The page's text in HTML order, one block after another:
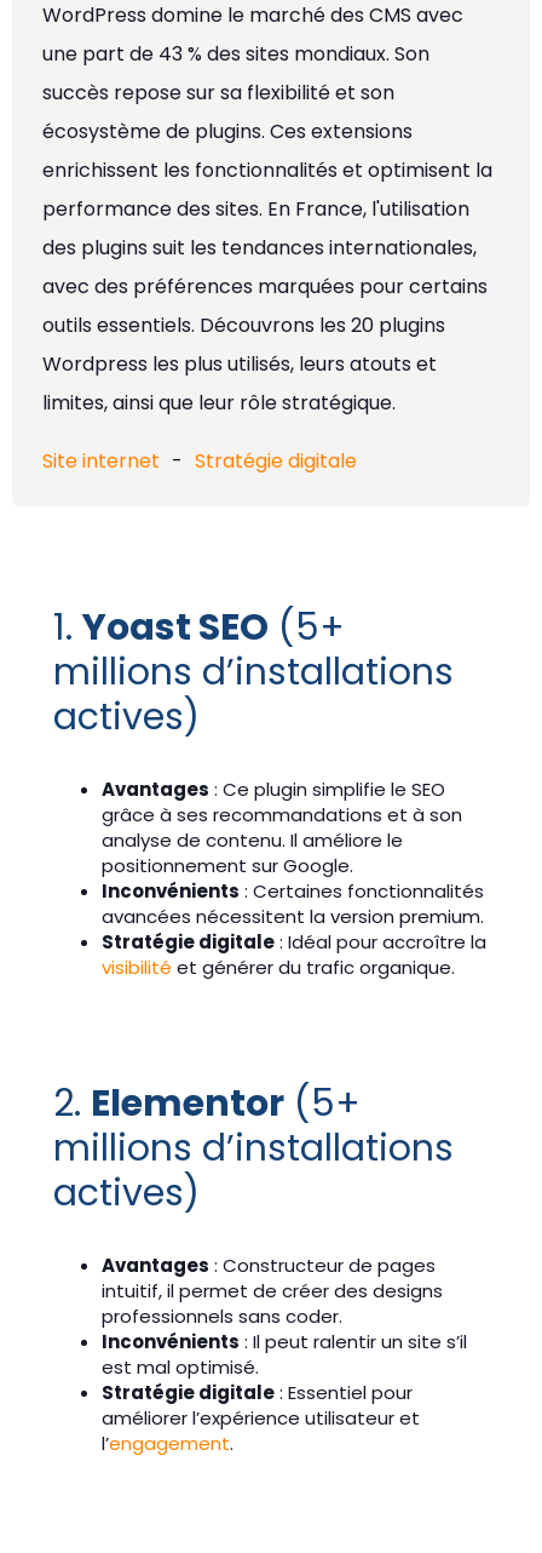
WordPress domine le marché des CMS avec
une part de 43 % des sites mondiaux. Son
succès repose sur sa flexibilité et son
écosystème de plugins. Ces extensions
enrichissent les fonctionnalités et optimisent la
performance des sites. En France, l'utilisation
des plugins suit les tendances internationales,
avec des préférences marquées pour certains
outils essentiels. Découvrons les 20 plugins
Wordpress les plus utilisés, leurs atouts et
limites, ainsi que leur rôle stratégique.
Site internet - Stratégie digitale
1.Yoast SEO (5+
millions d’installations
actives)
Avantages : Ce plugin simplifie le SEO
grâce à ses recommandations et à son
analyse de contenu. Il améliore le
positionnement sur Google.
Inconvénients : Certaines fonctionnalités
avancées nécessitent la version premium.
Stratégie digitale: Idéal pour accroître la
visibilité et générer du trafic organique.
2. Elementor (5+
millions d’installations
actives)
Avantages : Constructeur de pages
intuitif, il permet de créer des designs
professionnels sans coder.
Inconvénients : Il peut ralentir un site s’il
est mal optimisé.
Stratégie digitale: Essentiel pour
améliorer l’expérience utilisateur et
l’engagement.